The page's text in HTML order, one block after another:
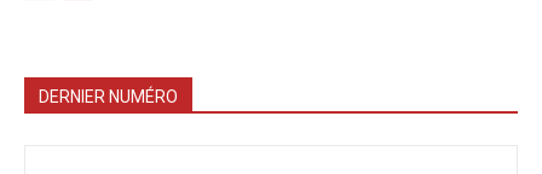
DERNIER NUMÉRO